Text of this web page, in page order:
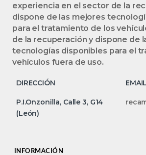
experiencia en el sector de la
dispone de las mejores
para el tratamiento de los
de la recuperación y dispone de
tecnologías disponibles para el
vehículos fuera de uso.
DIRECCIÓN EMAIL
P.I.Onzonilla, Calle 3, G14
(León)
INFORMACIÓN